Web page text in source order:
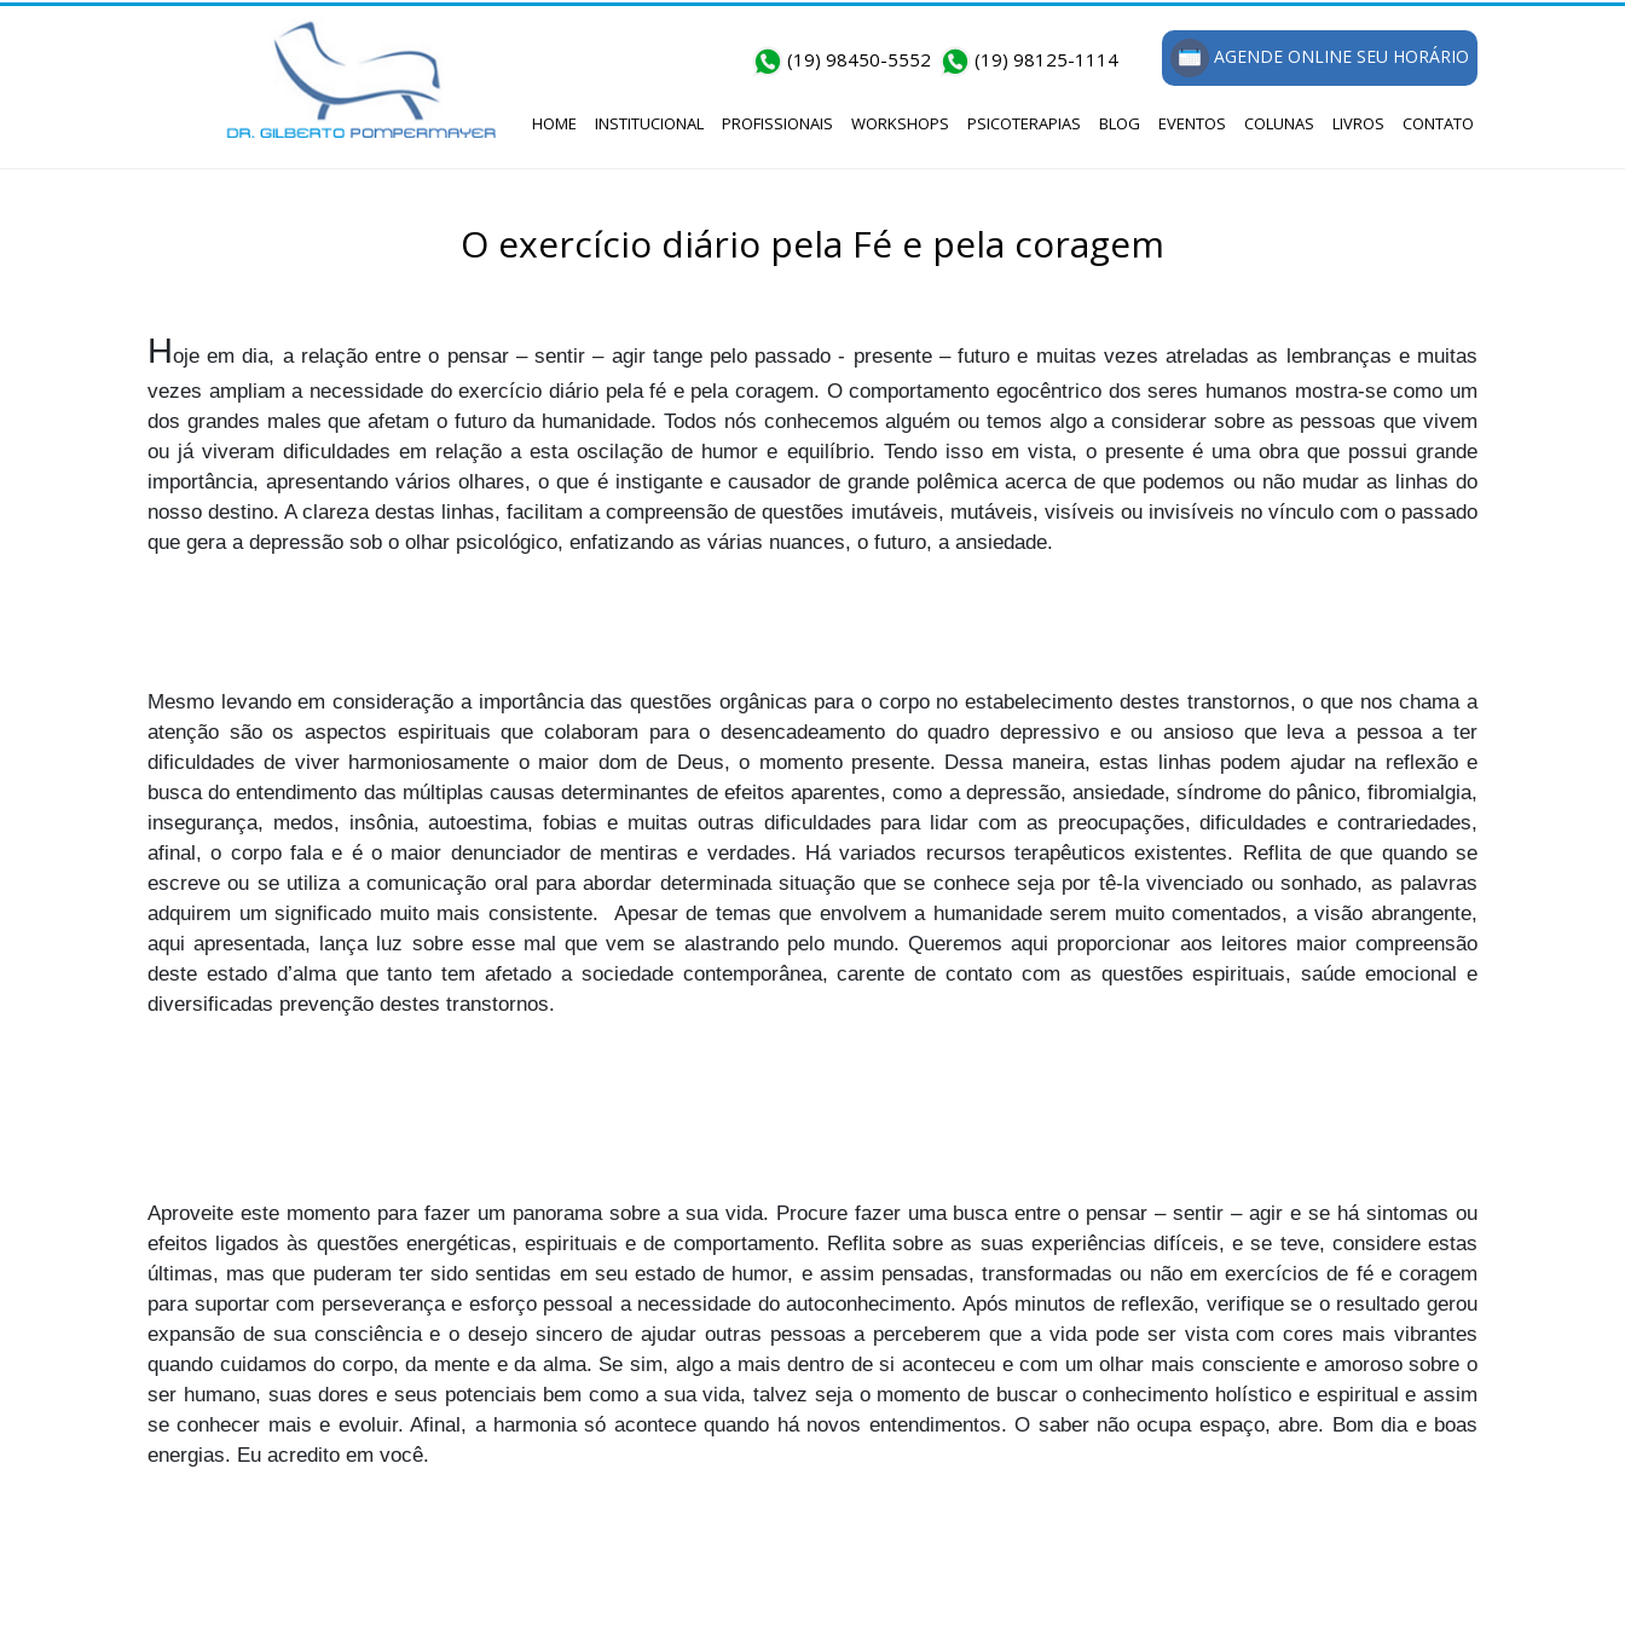
(19) 98450-5552 (19) 98125-1114 AGENDE ONLINE SEU HORÁRIO
HOME INSTITUCIONAL PROFISSIONAIS WORKSHOPS PSICOTERAPIAS BLOG EVENTOS COLUNAS LIVROS CONTATO
O exercício diário pela Fé e pela coragem
Hoje em dia, a relação entre o pensar – sentir – agir tange pelo passado - presente – futuro e muitas vezes atreladas as lembranças e muitas
vezes ampliam a necessidade do exercício diário pela fé e pela coragem. O comportamento egocêntrico dos seres humanos mostra-se como um
dos grandes males que afetam o futuro da humanidade. Todos nós conhecemos alguém ou temos algo a considerar sobre as pessoas que vivem
ou já viveram dificuldades em relação a esta oscilação de humor e equilíbrio. Tendo isso em vista, o presente é uma obra que possui grande
importância, apresentando vários olhares, o que é instigante e causador de grande polêmica acerca de que podemos ou não mudar as linhas do
nosso destino. A clareza destas linhas, facilitam a compreensão de questões imutáveis, mutáveis, visíveis ou invisíveis no vínculo com o passado
que gera a depressão sob o olhar psicológico, enfatizando as várias nuances, o futuro, a ansiedade.
Mesmo levando em consideração a importância das questões orgânicas para o corpo no estabelecimento destes transtornos, o que nos chama a
atenção são os aspectos espirituais que colaboram para o desencadeamento do quadro depressivo e ou ansioso que leva a pessoa a ter
dificuldades de viver harmoniosamente o maior dom de Deus, o momento presente. Dessa maneira, estas linhas podem ajudar na reflexão e
busca do entendimento das múltiplas causas determinantes de efeitos aparentes, como a depressão, ansiedade, síndrome do pânico, fibromialgia,
insegurança, medos, insônia, autoestima, fobias e muitas outras dificuldades para lidar com as preocupações, dificuldades e contrariedades,
afinal, o corpo fala e é o maior denunciador de mentiras e verdades. Há variados recursos terapêuticos existentes. Reflita de que quando se
escreve ou se utiliza a comunicação oral para abordar determinada situação que se conhece seja por tê-la vivenciado ou sonhado, as palavras
adquirem um significado muito mais consistente. Apesar de temas que envolvem a humanidade serem muito comentados, a visão abrangente,
aqui apresentada, lança luz sobre esse mal que vem se alastrando pelo mundo. Queremos aqui proporcionar aos leitores maior compreensão
deste estado d’alma que tanto tem afetado a sociedade contemporânea, carente de contato com as questões espirituais, saúde emocional e
diversificadas prevenção destes transtornos.
Aproveite este momento para fazer um panorama sobre a sua vida. Procure fazer uma busca entre o pensar – sentir – agir e se há sintomas ou
efeitos ligados às questões energéticas, espirituais e de comportamento. Reflita sobre as suas experiências difíceis, e se teve, considere estas
últimas, mas que puderam ter sido sentidas em seu estado de humor, e assim pensadas, transformadas ou não em exercícios de fé e coragem
para suportar com perseverança e esforço pessoal a necessidade do autoconhecimento. Após minutos de reflexão, verifique se o resultado gerou
expansão de sua consciência e o desejo sincero de ajudar outras pessoas a perceberem que a vida pode ser vista com cores mais vibrantes
quando cuidamos do corpo, da mente e da alma. Se sim, algo a mais dentro de si aconteceu e com um olhar mais consciente e amoroso sobre o
ser humano, suas dores e seus potenciais bem como a sua vida, talvez seja o momento de buscar o conhecimento holístico e espiritual e assim
se conhecer mais e evoluir. Afinal, a harmonia só acontece quando há novos entendimentos. O saber não ocupa espaço, abre. Bom dia e boas
energias. Eu acredito em você.